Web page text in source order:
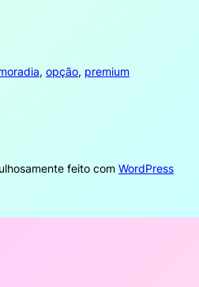
, opção, premium
feito com WordPress